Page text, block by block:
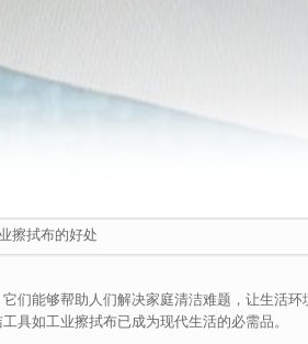
擦拭布的好处
们能够帮助人们解决家庭清洁难题，让生活
具如工业擦拭布已成为现代生活的必需品。